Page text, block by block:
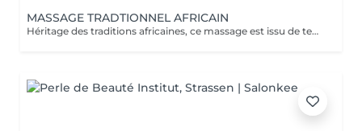
MASSAGE TRADTIONNEL AFRICAIN
Héritage des traditions africaines, ce massage est issu de techniques ancestrales transmises de mère en fille au fil des générations. Pratiqué comme un rituel de bien-être, il associe gestes profonds et rythmiques pour libérer les tensions, stimuler la circulation et rétablir l'harmonie entre le corps et l'esprit. Il procure une relaxation intense et une sensation de vitalité durable.